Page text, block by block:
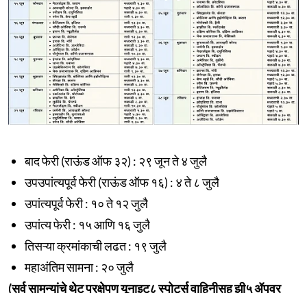
बाद फेरी (राऊंड ऑफ ३२) : २९ जून ते ४ जुलै
उपउपांत्यपूर्व फेरी (राऊंड ऑफ १६) : ४ ते ८ जुलै
उपांत्यपूर्व फेरी : १० ते १२ जुलै
उपांत्य फेरी : १५ आणि १६ जुलै
तिसऱ्या क्रमांकाची लढत : १९ जुलै
महाअंतिम सामना : २० जुलै
(सर्व सामन्यांचे थेट प्रक्षेपण यूनाइट८ स्पोर्ट्स वाहिनीसह झी५ ॲपवर